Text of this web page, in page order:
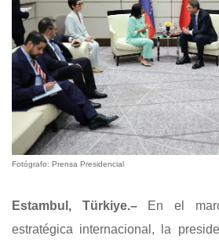
Fotógrafo: Prensa Presidencial
Estambul, Türkiye.– En el
estratégica internacional, la